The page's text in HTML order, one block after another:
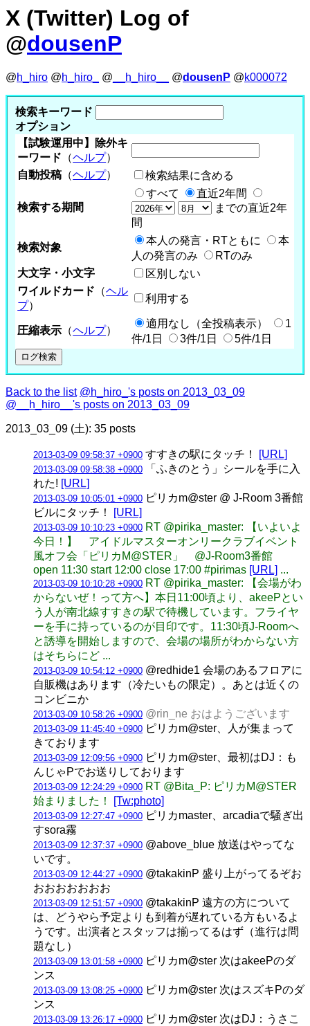
X (Twitter) Log of
@dousenP
@h_hiro @h_hiro_ @ __h_hiro__ @dousenP @k000072
検索キーワード
オプション
【試験運用中】除外キ
ーワード （ヘルプ）
自動投稿 （ヘルプ） 検索結果に含める
検索する期間
すべて
直近2年間
までの直近2年
間
検索対象
本人の発言・RTともに
本
人の発言のみ
RTのみ
大文字・小文字
区別しない
ワイルドカード （ヘル
プ）
利用する
圧縮表示 （ヘルプ）
適用なし（全投稿表示）
1
件/1日
3件/1日 5件/1日
Back to the list @h_hiro_'s posts on 2013_03_09
@__h_hiro__'s posts on 2013_03_09
2013_03_09 (土): 35 posts
2013-03-09 09:58:37 +0900 すすきの駅にタッチ！ [URL]
2013-03-09 09:58:38 +0900 「ふきのとう」シールを手に入
れた! [URL]
2013-03-09 10:05:01 +0900 ピリカm@ster @ J-Room 3番館
ビルにタッチ！
[URL]
2013-03-09 10:10:23 +0900 RT @pirika_master: 【いよいよ
今日！】 アイドルマスターオンリークラブイベント
風オフ会「ピリカM@STER」 @J-Room3番館
open 11:30 start 12:00 close 17:00 #pirimas [URL] ...
2013-03-09 10:10:28 +0900 RT @pirika_master: 【会場がわ
からないぜ！って方へ】本日11:00頃より、akeePとい
う人が南北線すすきの駅で待機しています。フライヤ
ーを手に持っているのが目印です。11:30頃J-Roomへ
と誘導を開始しますので、会場の場所がわからない方
はそちらにど ...
2013-03-09 10:54:12 +0900 @redhide1 会場のあるフロアに
自販機はあります（冷たいもの限定）。あとは近くの
コンビニか
2013-03-09 10:58:26 +0900 @rin_ne おはようございます
2013-03-09 11:45:40 +0900 ピリカm@ster、人が集まって
きております
2013-03-09 12:09:56 +0900 ピリカm@ster、最初はDJ：も
んじゃPでお送りしております
2013-03-09 12:24:29 +0900 RT @Bita_P: ピリカM@STER
始まりました！
[Tw:photo]
2013-03-09 12:27:47 +0900 ピリカmaster、arcadiaで騒ぎ出
すsora霧
2013-03-09 12:37:37 +0900 @above_blue 放送はやってな
いです。
2013-03-09 12:44:27 +0900 @takakinP 盛り上がってるぞお
おおおおおおお
2013-03-09 12:51:57 +0900 @takakinP 遠方の方について
は、どうやら予定よりも到着が遅れている方もいるよ
うです。出演者とスタッフは揃ってるはず（進行は問
題なし）
2013-03-09 13:01:58 +0900 ピリカm@ster 次はakeePのダ
ンス
2013-03-09 13:08:25 +0900 ピリカm@ster 次はスズキPのダ
ンス
2013-03-09 13:26:17 +0900 ピリカm@ster 次はDJ：うさこ